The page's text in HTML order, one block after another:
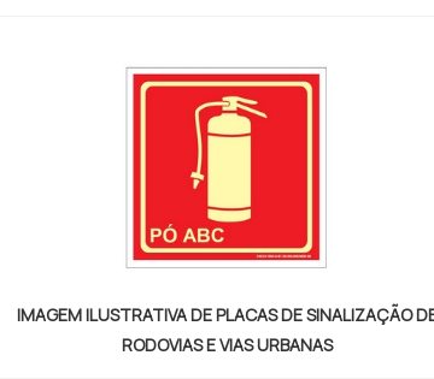
IMAGEM ILUSTRATIVA DE PLACAS DE SINALIZAÇÃO
RODOVIAS E VIAS URBANAS